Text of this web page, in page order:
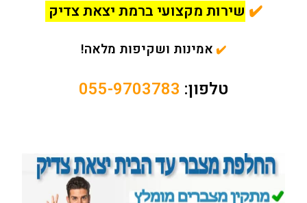
✔️ שירות מקצועי ברמת יצאת צדיק
✔️ אמינות ושקיפות מלאה!
טלפון: 055-9703783